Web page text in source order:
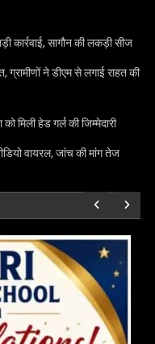
कार्रवाई, सागौन की लकड़ी सीज
ने डीएम से लगाई राहत की
मिली हेड गर्ल की जिम्मेदारी
वायरल, जांच की मांग तेज